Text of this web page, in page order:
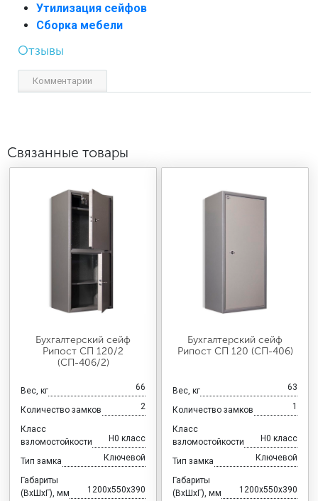
Утилизация сейфов
Сборка мебели
Отзывы
Комментарии
Связанные товары
Бухгалтерский сейф
Рипост СП 120/2
(СП-406/2)
Вес, кг 66
Количество замков 2
Класс
взломостойкости
H0 класс
Тип замка Ключевой
Габариты
(ВхШхГ), мм
1200x550x390
Бухгалтерский сейф
Рипост СП 120 (СП-406)
Вес, кг 63
Количество замков 1
Класс
взломостойкости
H0 класс
Тип замка Ключевой
Габариты
(ВхШхГ), мм
1200x550x390